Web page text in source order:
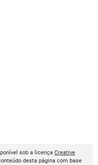
sob a licença Creative
desta página com base